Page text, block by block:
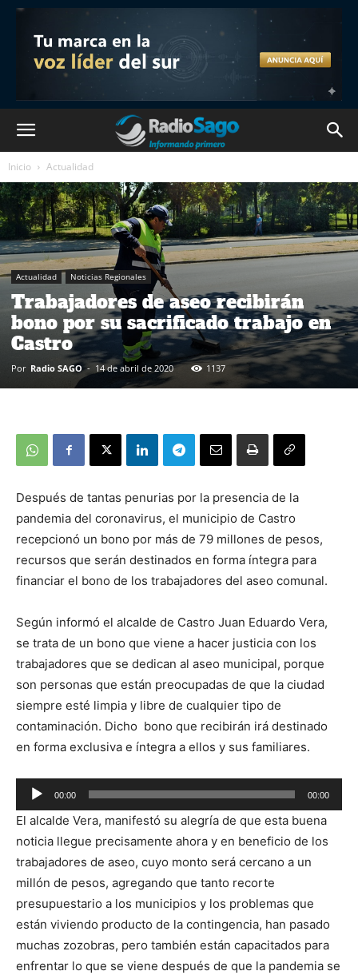
Inicio Actualidad
Actualidad Noticias Regionales
Trabajadores de aseo recibirán
bono por su sacrificado trabajo en
Castro
Por Radio SAGO - 14 de abril de 2020 1137
Después de tantas penurias por la presencia de la
pandemia del coronavirus, el municipio de Castro
recepcionó un bono por más de 79 millones de pesos,
recursos que serán destinados en forma íntegra para
financiar el bono de los trabajadores del aseo comunal.
Según informó el alcalde de Castro Juan Eduardo Vera,
se trata de un bono que viene a hacer justicia con los
trabajadores que se dedican al aseo municipal, porque
son personas que están preocupadas de que la ciudad
siempre esté limpia y libre de cualquier tipo de
contaminación. Dicho bono que recibirán irá destinado
en forma exclusiva e íntegra a ellos y sus familiares.
Reproductor
de
audio
00:00 00:00
El alcalde Vera, manifestó su alegría de que esta buena
noticia llegue precisamente ahora y en beneficio de los
trabajadores de aseo, cuyo monto será cercano a un
millón de pesos, agregando que tanto recorte
presupuestario a los municipios y los problemas que
están viviendo producto de la contingencia, han pasado
muchas zozobras, pero también están capacitados para
enfrentar lo que se viene después de que la pandemia se